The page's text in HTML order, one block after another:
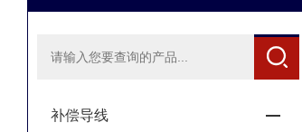
补偿导线